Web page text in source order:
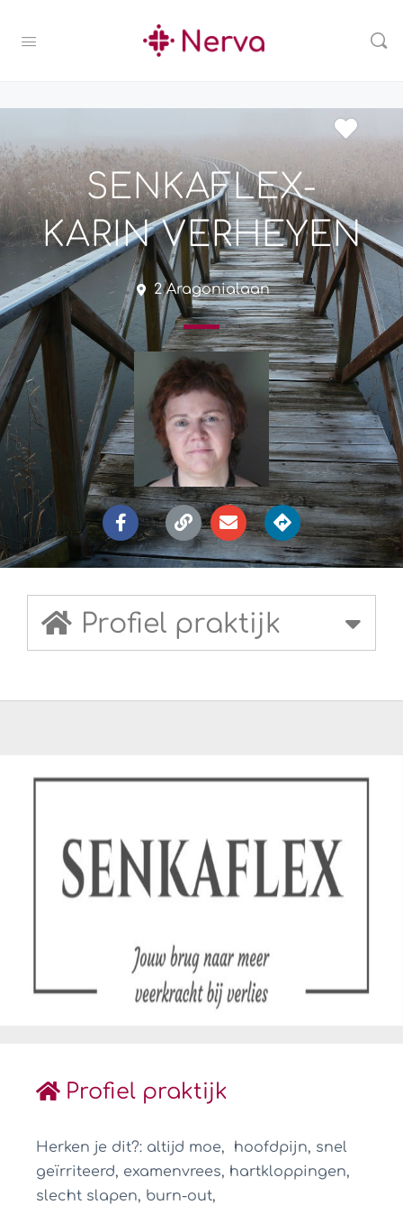
SENKAFLEX-
KARIN VERHEYEN
2 Aragonialaan
Profiel praktijk
Profiel praktijk
Herken je dit?: altijd moe, hoofdpijn, snel
geïrriteerd, examenvrees, hartkloppingen,
slecht slapen, burn-out,